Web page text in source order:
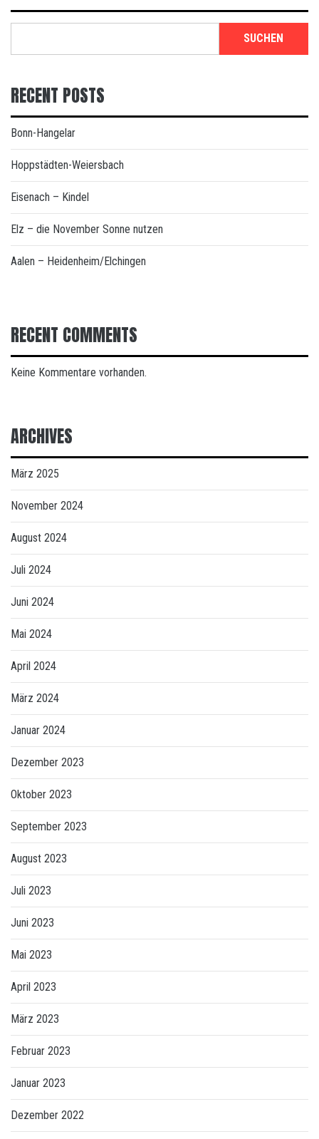
SUCHEN
RECENT POSTS
Bonn-Hangelar
Hoppstädten-Weiersbach
Eisenach – Kindel
Elz – die November Sonne nutzen
Aalen – Heidenheim/Elchingen
RECENT COMMENTS
Keine Kommentare vorhanden.
ARCHIVES
März 2025
November 2024
August 2024
Juli 2024
Juni 2024
Mai 2024
April 2024
März 2024
Januar 2024
Dezember 2023
Oktober 2023
September 2023
August 2023
Juli 2023
Juni 2023
Mai 2023
April 2023
März 2023
Februar 2023
Januar 2023
Dezember 2022